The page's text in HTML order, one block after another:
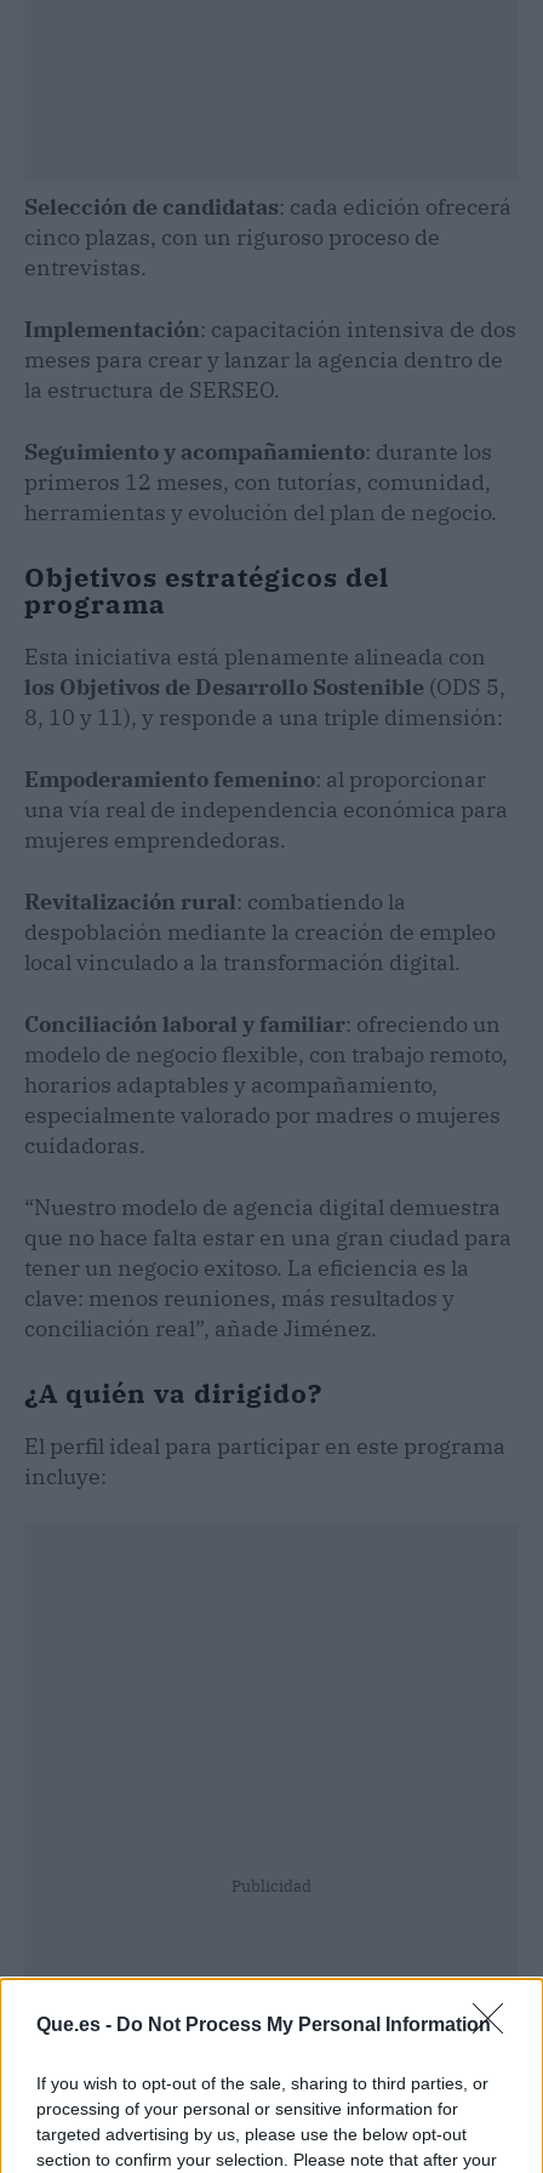
Que.es - Do Not Process My Personal Information
If you wish to opt-out of the sale, sharing to third parties, or
processing of your personal or sensitive information for
targeted advertising by us, please use the below opt-out
section to confirm your selection. Please note that after your
Selección de candidatas: cada edición ofrecerá
cinco plazas, con un riguroso proceso de
entrevistas.
Implementación: capacitación intensiva de dos
meses para crear y lanzar la agencia dentro de
la estructura de SERSEO.
Seguimiento y acompañamiento: durante los
primeros 12 meses, con tutorías, comunidad,
herramientas y evolución del plan de negocio.
Objetivos estratégicos del
programa
Esta iniciativa está plenamente alineada con
los Objetivos de Desarrollo Sostenible (ODS 5,
8, 10 y 11), y responde a una triple dimensión:
Empoderamiento femenino: al proporcionar
una vía real de independencia económica para
mujeres emprendedoras.
Revitalización rural: combatiendo la
despoblación mediante la creación de empleo
local vinculado a la transformación digital.
Conciliación laboral y familiar: ofreciendo un
modelo de negocio flexible, con trabajo remoto,
horarios adaptables y acompañamiento,
especialmente valorado por madres o mujeres
cuidadoras.
“Nuestro modelo de agencia digital demuestra
que no hace falta estar en una gran ciudad para
tener un negocio exitoso. La eficiencia es la
clave: menos reuniones, más resultados y
conciliación real”, añade Jiménez.
¿A quién va dirigido?
El perfil ideal para participar en este programa
incluye:
Publicidad